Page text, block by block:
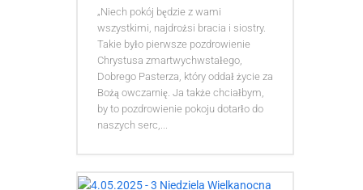
„Niech pokój będzie z wami
wszystkimi, najdrożsi bracia i siostry.
Takie było pierwsze pozdrowienie
Chrystusa zmartwychwstałego,
Dobrego Pasterza, który oddał życie za
Bożą owczarnię. Ja także chciałbym,
by to pozdrowienie pokoju dotarło do
naszych serc,...